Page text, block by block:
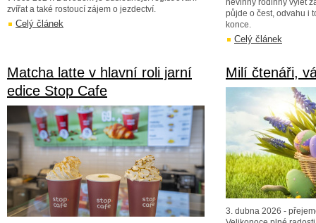
zvířat a také rostoucí zájem o jezdectví.
Celý článek
nevinný rodinný výlet
půjde o čest, odvahu i
konce.
Celý článek
Matcha latte v hlavní roli jarní
edice Stop Cafe
Milí čtenáři,
3. dubna 2026 -